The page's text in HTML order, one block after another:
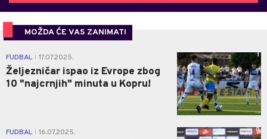
MOŽDA ĆE VAS ZANIMATI
FUDBAL 17.07.2025.
Željezničar ispao iz Evrope zbog
10 "najcrnjih" minuta u Kopru!
1
FUDBAL 16.07.2025. 0